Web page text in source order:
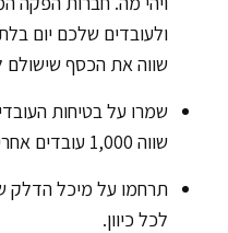
ולעובדים שלכם יום
שווה את הכסף
שמרו על בטיחות
שווה 1,000 עובדים אחרים שייהנו.
לכל כיוון.